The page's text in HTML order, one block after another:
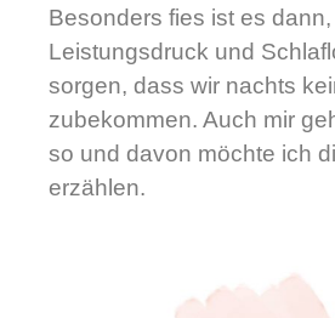
Besonders fies ist es
Leistungsdruck und
sorgen, dass wir nachts
zubekommen. Auch mir
so und davon möchte ich
erzählen.